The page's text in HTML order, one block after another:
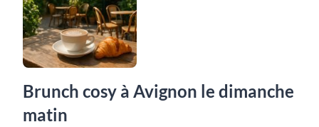
Brunch cosy à Avignon le dimanche
matin